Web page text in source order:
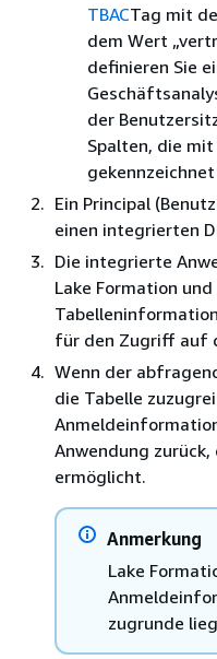
TBACTag mit
dem Wert
definieren Sie
der
Spalten, die mit
Ein Principal
einen integrierten
Die integrierte
Lake Formation
für den Zugriff auf
Wenn der
die Tabelle
Anwendung
ermöglicht.
Anmerkung
Lake
zugrunde